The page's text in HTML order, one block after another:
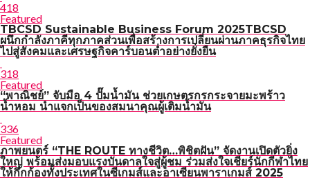
418
Featured
TBCSD Sustainable Business Forum 2025TBCSD
ผนึกกำลังภาคีทุกภาคส่วนเพื่อสร้างการเปลี่ยนผ่านภาคธุรกิจไทย
ไปสู่สังคมและเศรษฐกิจคาร์บอนต่ำอย่างยั่งยืน
318
Featured
“พาณิชย์” จับมือ 4 ปั๊มน้ำมัน ช่วยเกษตรกรกระจายมะพร้าว
น้ำหอม นำแจกเป็นของสมนาคุณผู้เติมน้ำมัน
336
Featured
ภาพยนตร์ “THE ROUTE ทางชีวิต…พิชิตฝัน” จัดงานเปิดตัวยิ่ง
ใหญ่ พร้อมส่งมอบแรงบันดาลใจสู่ผู้ชม ร่วมส่งใจเชียร์นักกีฬาไทย
ให้กึกก้องทั้งประเทศในซีเกมส์และอาเซียนพาราเกมส์ 2025